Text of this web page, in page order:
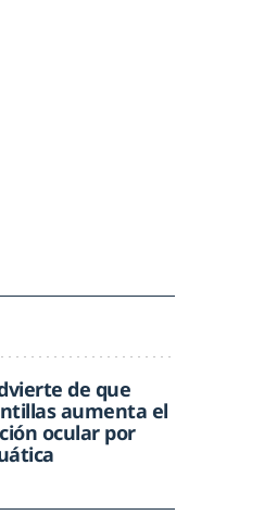
de que
aumenta el
ocular por